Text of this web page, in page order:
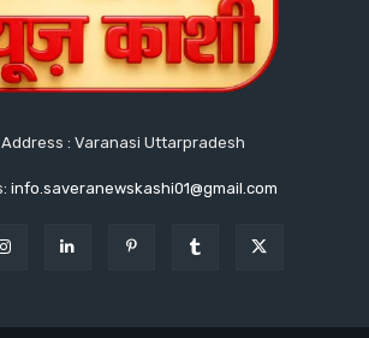
: Varanasi Uttarpradesh
info.saveranewskashi01@gmail.com